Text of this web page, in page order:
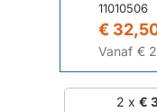
11010506
€
Vanaf €
2 x€